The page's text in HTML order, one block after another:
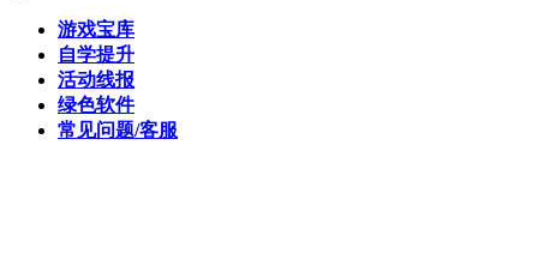
游戏宝库
自学提升
活动线报
绿色软件
常见问题/客服